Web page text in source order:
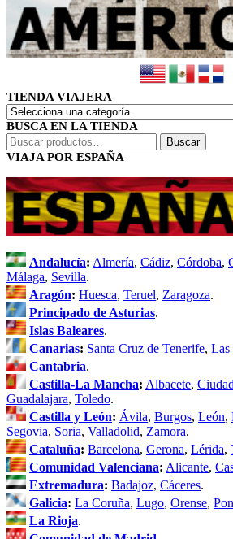
TIENDA VIAJERA
BUSCA EN LA TIENDA
Buscar
por:
Buscar
VIAJA POR ESPAÑA
Andalucía: Almería, Cádiz, Córdoba,
Málaga, Sevilla.
Aragón: Huesca, Teruel, Zaragoza.
Principado de Asturias.
Islas Baleares.
Canarias: Santa Cruz de Tenerife, Las
Cantabria.
Castilla-La Mancha: Albacete,
Guadalajara, Toledo.
Castilla y León: Ávila, Burgos, León,
Segovia, Soria, Valladolid, Zamora.
Cataluña: Barcelona, Gerona, Lérida,
Comunidad Valenciana: Alicante,
Extremadura: Badajoz, Cáceres.
Galicia: La Coruña, Lugo, Orense,
La Rioja.